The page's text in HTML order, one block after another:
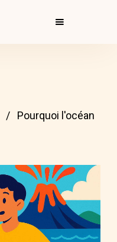
Pourquoi l'océan